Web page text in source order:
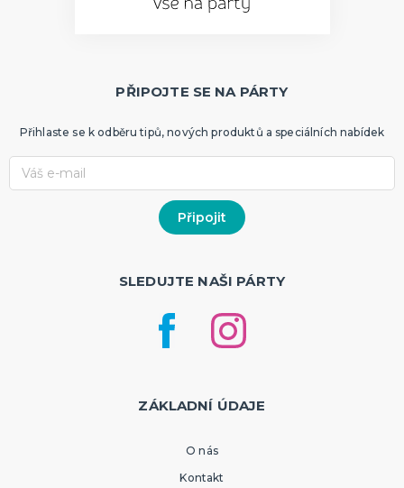
PŘIPOJTE SE NA PÁRTY
Přihlaste se k odběru tipů, nových produktů a speciálních nabídek
SLEDUJTE NAŠI PÁRTY
ZÁKLADNÍ ÚDAJE
O nás
Kontakt